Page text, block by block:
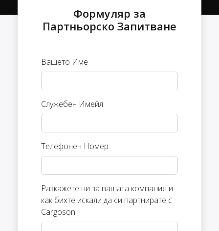
Формуляр за
Партньорско Запитване
Вашето Име
Служебен Имейл
Телефонен Номер
Разкажете ни за вашата компания и
как бихте искали да си партнирате с
Cargoson.